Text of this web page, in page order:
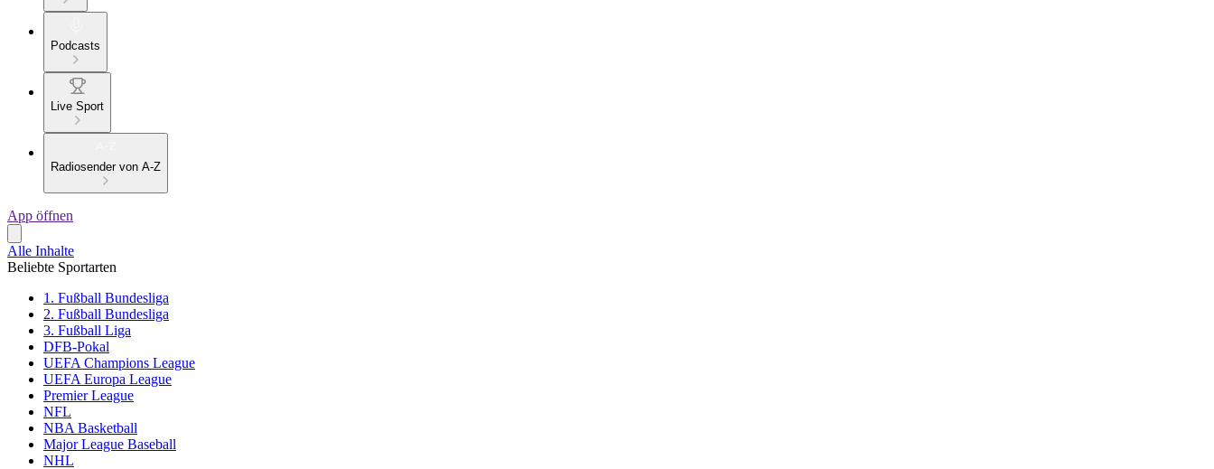
Podcasts
Live Sport
Radiosender von A-Z
App öffnen
Alle Inhalte
Beliebte Sportarten
1. Fußball Bundesliga
2. Fußball Bundesliga
3. Fußball Liga
DFB-Pokal
UEFA Champions League
UEFA Europa League
Premier League
NFL
NBA Basketball
Major League Baseball
NHL